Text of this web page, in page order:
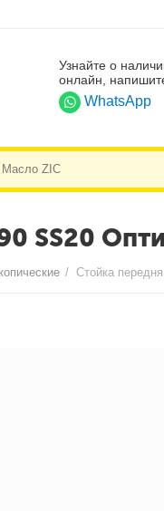
Узнайте о
онлайн,
WhatsApp
SS20
/